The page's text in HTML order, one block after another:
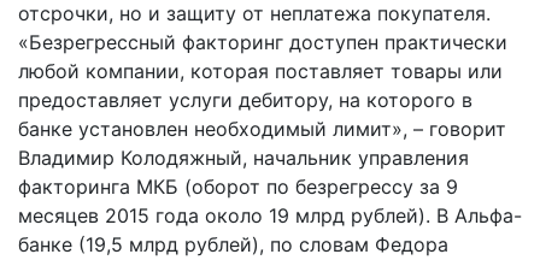
отсрочки, но и защиту от неплатежа покупателя.
«Безрегрессный факторинг доступен практически
любой компании, которая поставляет товары или
предоставляет услуги дебитору, на которого в
банке установлен необходимый лимит», – говорит
Владимир Колодяжный, начальник управления
факторинга МКБ (оборот по безрегрессу за 9
месяцев 2015 года около 19 млрд рублей). В Альфа-
банке (19,5 млрд рублей), по словам Федора